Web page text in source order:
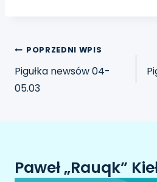
POPRZEDNI WPIS
Pigułka newsów 04-
05.03
Paweł „Rauqk”